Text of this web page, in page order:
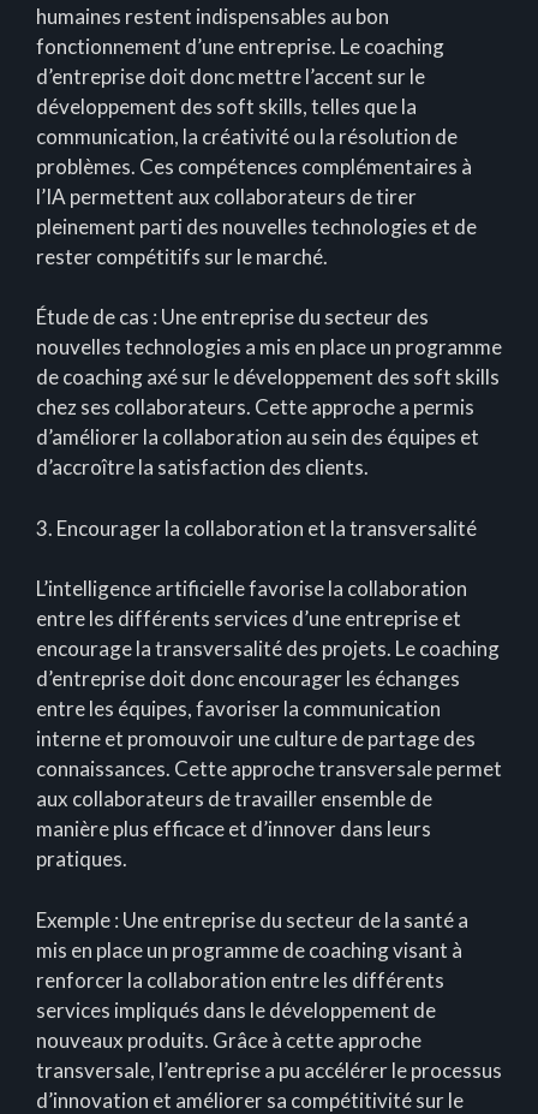
humaines restent indispensables au bon
fonctionnement d’une entreprise. Le coaching
d’entreprise doit donc mettre l’accent sur le
développement des soft skills, telles que la
communication, la créativité ou la résolution de
problèmes. Ces compétences complémentaires à
l’IA permettent aux collaborateurs de tirer
pleinement parti des nouvelles technologies et de
rester compétitifs sur le marché.
Étude de cas : Une entreprise du secteur des
nouvelles technologies a mis en place un programme
de coaching axé sur le développement des soft skills
chez ses collaborateurs. Cette approche a permis
d’améliorer la collaboration au sein des équipes et
d’accroître la satisfaction des clients.
3. Encourager la collaboration et la transversalité
L’intelligence artificielle favorise la collaboration
entre les différents services d’une entreprise et
encourage la transversalité des projets. Le coaching
d’entreprise doit donc encourager les échanges
entre les équipes, favoriser la communication
interne et promouvoir une culture de partage des
connaissances. Cette approche transversale permet
aux collaborateurs de travailler ensemble de
manière plus efficace et d’innover dans leurs
pratiques.
Exemple : Une entreprise du secteur de la santé a
mis en place un programme de coaching visant à
renforcer la collaboration entre les différents
services impliqués dans le développement de
nouveaux produits. Grâce à cette approche
transversale, l’entreprise a pu accélérer le processus
d’innovation et améliorer sa compétitivité sur le